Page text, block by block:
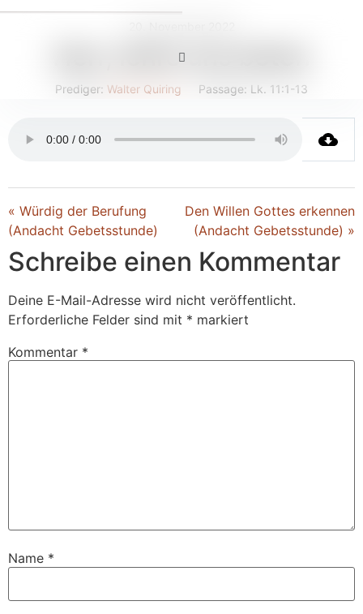
Herr, lehre uns beten
Prediger: Walter Quiring Passage: Lk. 11:1-13
« Würdig der Berufung
(Andacht Gebetsstunde)
Den Willen Gottes erkennen
(Andacht Gebetsstunde) »
Schreibe einen Kommentar
Deine E-Mail-Adresse wird nicht veröffentlicht.
Erforderliche Felder sind mit * markiert
Kommentar *
Name *